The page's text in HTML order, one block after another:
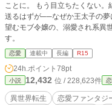
ことに。 もう目立ちたくない
送るはずが──なぜか王太子の夢に
望むモブ令嬢の、溺愛され系異世界ライフ。 小説家にな
す。
恋愛 連載中 長編 R15
24h.ポイント 78pt
小説 12,432 位 / 228,623件
異世界転生 恋愛ファンタジ